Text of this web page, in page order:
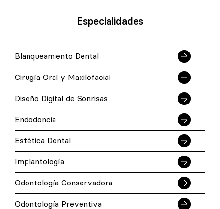
Especialidades
Blanqueamiento Dental
Cirugía Oral y Maxilofacial
Diseño Digital de Sonrisas
Endodoncia
Estética Dental
Implantología
Odontología Conservadora
Odontología Preventiva